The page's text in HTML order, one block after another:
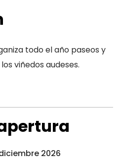
todo el año paseos y
viñedos audeses.
2026